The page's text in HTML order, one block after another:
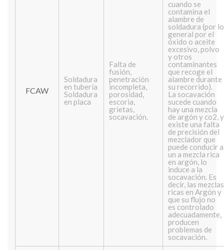
FCAW
Soldadura
en tubería
Soldadura
en placa
Falta de
fusión,
penetración
incompleta,
porosidad,
escoria,
grietas,
socavación.
cuando se
contamina el
alambre de
soldadura (por lo
general por el
óxido o aceite
excesivo, polvo
y otros
contaminantes
que recoge el
alambre durante
su recorrido).
La socavación
sucede cuando
hay una mezcla
de argón y co2, y
existe una falta
de precisión del
mezclador que
puede conducir a
un a mezcla rica
en argón, lo
induce a la
socavación. Es
decir, las mezclas
ricas en Argón y
que su flujo no
es controlado
adecuadamente,
producen
problemas de
socavación.